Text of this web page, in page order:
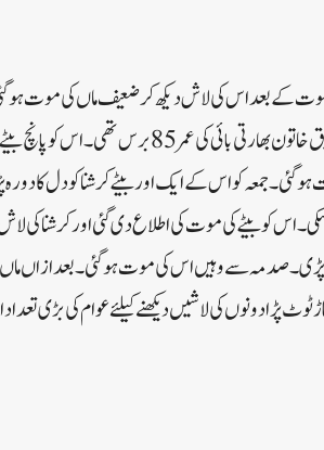
موت کے بعد اس کی لاش دیکھ کر ضعیف ماں کی موت
ورنگل کے انڈربریج علاقہ میں پیش آیا۔تفصیلات کے مطابق خاتون بھارتی
موت ہوگئی۔جمعہ کو اس کے ایک اور بیٹے کرشنا کو دل
کو بیٹے کی موت کی اطلاع دی گئی اورکرشنا کی
گرپڑی۔صدمہ سے وہیں اس کی موت ہوگئی۔بعد ازاں
پڑادونوں کی لاشیں دیکھنے کیلئے عوام کی بڑی